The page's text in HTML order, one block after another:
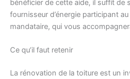
bénéficier de cette aide, il suffit de
fournisseur d’énergie participant
mandataire, qui vous
Ce qu’il faut retenir
La rénovation de la toiture est un